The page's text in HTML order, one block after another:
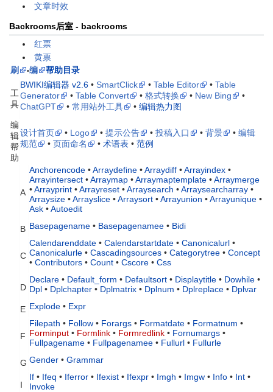
文章时效
Backrooms后室 - backrooms
红票
黄票
刷
•编 帮助目录
工
具
BWIKI编辑器 v2.6 • SmartClick • Table Editor • Table
Generator
• Table Convert • 格式转换 • New Bing
•
ChatGPT
• 常用站外工具 • 编辑热力图
编
辑
帮
助
设计首页 • Logo • 提示公告 • 投稿入口 • 背景 • 编辑
规范
• 页面命名 • 术语表 • 范例
A
Anchorencode •Arraydefine •Arraydiff •Arrayindex •
Arrayintersect •Arraymap •Arraymaptemplate •Arraymerge
•Arrayprint •Arrayreset •Arraysearch •Arraysearcharray •
Arraysize •Arrayslice •Arraysort •Arrayunion •Arrayunique •
Ask •Autoedit
B Basepagename • Basepagenamee • Bidi
C
Calendarenddate • Calendarstartdate • Canonicalurl •
Canonicalurle • Cascadingsources • Categorytree • Concept
• Contributors • Count • Cscore • Css
D
Declare • Default_form • Defaultsort • Displaytitle • Dowhile •
Dpl • Dplchapter • Dplmatrix • Dplnum • Dplreplace • Dplvar
E Explode • Expr
F
Filepath • Follow • Forargs • Formatdate • Formatnum •
Forminput • Formlink • Formredlink • Fornumargs •
Fullpagename • Fullpagenamee • Fullurl • Fullurle
G Gender • Grammar
I
If • Ifeq • Iferror • Ifexist • Ifexpr • Imgh • Imgw • Info • Int •
Invoke